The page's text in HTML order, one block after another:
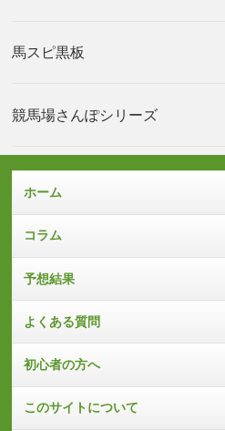
馬スピ黒板
競馬場さんぽシリーズ
ホーム
コラム
予想結果
よくある質問
初心者の方へ
このサイトについて